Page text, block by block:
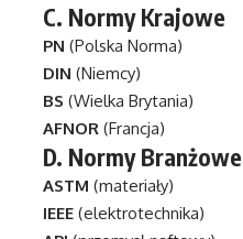
C. Normy Krajowe
PN (Polska Norma)
DIN (Niemcy)
BS (Wielka Brytania)
AFNOR (Francja)
D. Normy Branżowe
ASTM (materiały)
IEEE (elektrotechnika)